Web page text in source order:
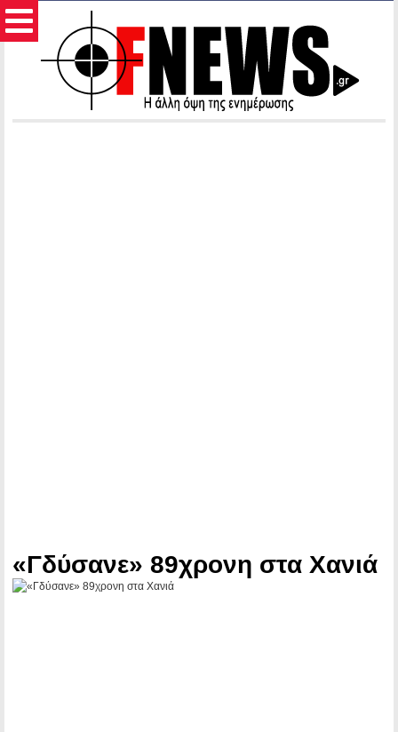
«Γδύσανε» 89χρονη στα Χανιά